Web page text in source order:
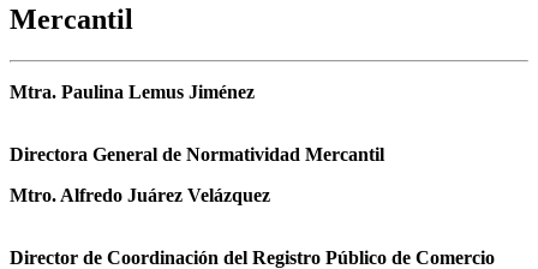
Mercantil
Mtra. Paulina Lemus Jiménez
Directora General de Normatividad Mercantil
Mtro. Alfredo Juárez Velázquez
Director de Coordinación del Registro Público de Comercio